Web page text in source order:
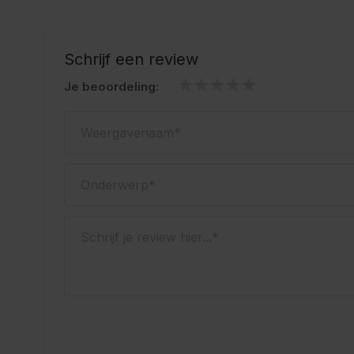
Scherp geprijsd.
Schrijf een review
Je beoordeling: